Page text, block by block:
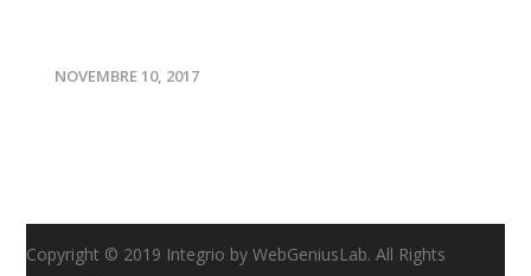
NOVEMBRE 10, 2017
Copyright © 2019 Integrio by WebGeniusLab. All Rights